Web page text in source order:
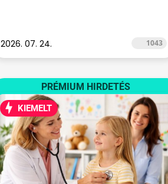
2026. 07. 24. 1043
PRÉMIUM HIRDETÉS
KIEMELT